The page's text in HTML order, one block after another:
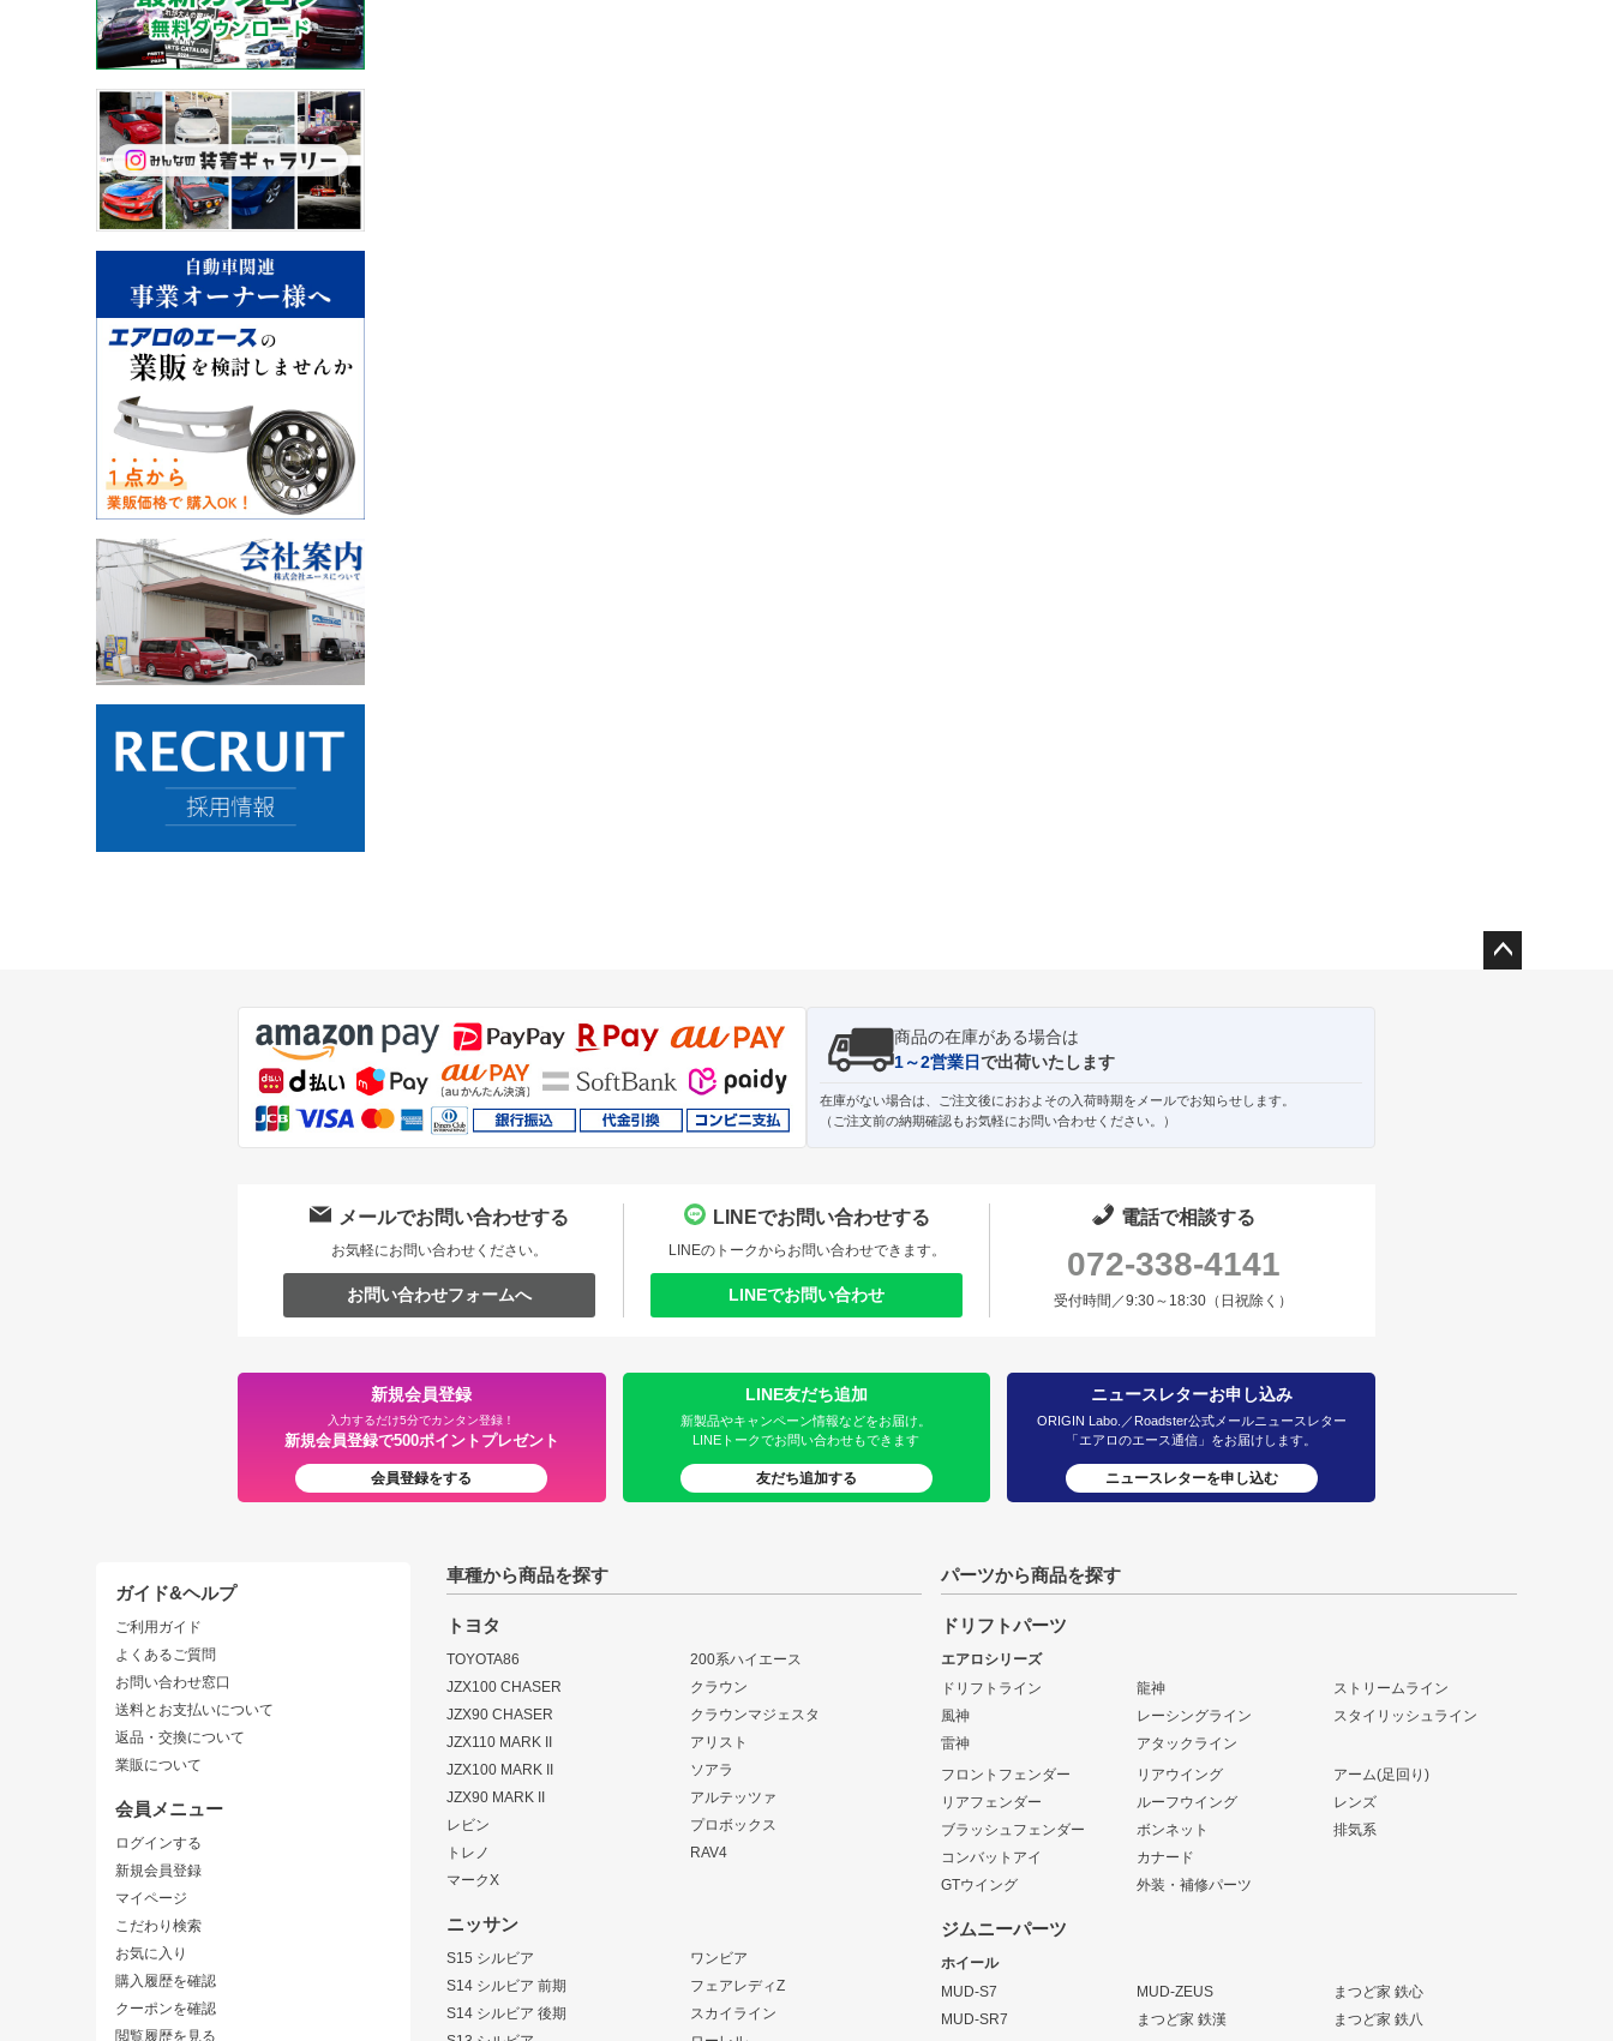
商品の在庫がある場合は
1～2営業日で出荷いたします
在庫がない場合は、ご注文後におおよその入荷時期をメールでお知らせします。
（ご注文前の納期確認もお気軽にお問い合わせください。）
メールでお問い合わせする
お気軽にお問い合わせください。
お問い合わせフォームへ
LINEでお問い合わせする
LINEのトークからお問い合わせできます。
LINEでお問い合わせ
電話で相談する
072-338-4141
受付時間／9:30～18:30（日祝除く）
新規会員登録
入力するだけ5分でカンタン登録！
新規会員登録で500ポイントプレゼント
会員登録をする
LINE友だち追加
新製品やキャンペーン情報などをお届け。
LINEトークでお問い合わせもできます
友だち追加する
ニュースレターお申し込み
ORIGIN Labo.／Roadster公式メールニュースレター
「エアロのエース通信」をお届けします。
ニュースレターを申し込む
ガイド&ヘルプ
ご利用ガイド
よくあるご質問
お問い合わせ窓口
送料とお支払いについて
返品・交換について
業販について
会員メニュー
ログインする
新規会員登録
マイページ
こだわり検索
お気に入り
購入履歴を確認
クーポンを確認
閲覧履歴を見る
車種から商品を探す
トヨタ
TOYOTA86
JZX100 CHASER
JZX90 CHASER
JZX110 MARK II
JZX100 MARK II
JZX90 MARK II
レビン
トレノ
マークX
200系ハイエース
クラウン
クラウンマジェスタ
アリスト
ソアラ
アルテッツァ
プロボックス
RAV4
ニッサン
S15 シルビア
S14 シルビア 前期
S14 シルビア 後期
ワンビア
フェアレディZ
スカイライン
パーツから商品を探す
ドリフトパーツ
エアロシリーズ
ドリフトライン
風神
雷神
龍神
レーシングライン
アタックライン
ストリームライン
スタイリッシュライン
フロントフェンダー
リアフェンダー
ブラッシュフェンダー
コンバットアイ
GTウイング
リアウイング
ルーフウイング
ボンネット
カナード
外装・補修パーツ
アーム(足回り)
レンズ
排気系
ジムニーパーツ
ホイール
MUD-S7
MUD-SR7
MUD-ZEUS
まつど家 鉄漢
まつど家 鉄心
まつど家 鉄八